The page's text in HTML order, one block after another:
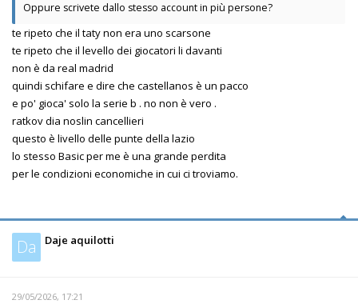
Oppure scrivete dallo stesso account in più persone?
te ripeto che il taty non era uno scarsone
te ripeto che il levello dei giocatori li davanti
non è da real madrid
quindi schifare e dire che castellanos è un pacco
e po' gioca' solo la serie b . no non è vero .
ratkov dia noslin cancellieri
questo è livello delle punte della lazio
lo stesso Basic per me è una grande perdita
per le condizioni economiche in cui ci troviamo.
Da Daje aquilotti
29/05/2026, 17:21